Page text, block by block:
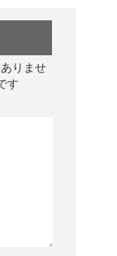
りませ
す